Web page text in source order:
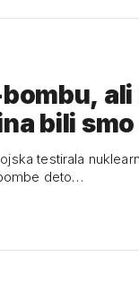
bili
testirala
deto…